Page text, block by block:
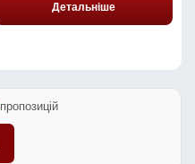
Детальніше
пропозицій